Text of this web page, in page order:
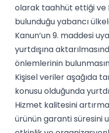
olarak taahhüt ettiği ve
bulunduğu yabancı
Kanun’un 9. maddesi
yurtdışına
önlemlerinin
Kişisel veriler aşağıda
konusu olduğunda
Hizmet kalitesini
ürünün garanti süresini